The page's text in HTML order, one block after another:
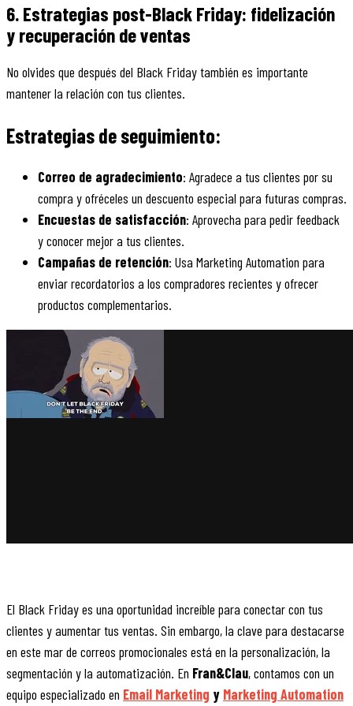
6. Estrategias post-Black Friday: fidelización
y recuperación de ventas
No olvides que después del Black Friday también es importante
mantener la relación con tus clientes.
Estrategias de seguimiento:
Correo de agradecimiento: Agradece a tus clientes por su
compra y ofréceles un descuento especial para futuras compras.
Encuestas de satisfacción: Aprovecha para pedir feedback
y conocer mejor a tus clientes.
Campañas de retención: Usa Marketing Automation para
enviar recordatorios a los compradores recientes y ofrecer
productos complementarios.
El Black Friday es una oportunidad increíble para conectar con tus
clientes y aumentar tus ventas. Sin embargo, la clave para destacarse
en este mar de correos promocionales está en la personalización, la
segmentación y la automatización. En Fran&Clau, contamos con un
equipo especializado en Email Marketing y Marketing Automation